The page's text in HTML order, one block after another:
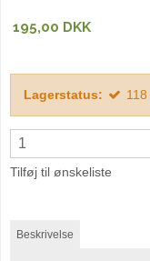
195,00 DKK
Lagerstatus: 118
Tilføj til ønskeliste
Beskrivelse